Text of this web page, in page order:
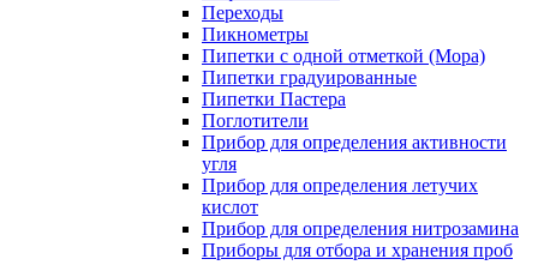
Переходы
Пикнометры
Пипетки с одной отметкой (Мора)
Пипетки градуированные
Пипетки Пастера
Поглотители
Прибор для определения активности
угля
Прибор для определения летучих
кислот
Прибор для определения нитрозамина
Приборы для отбора и хранения проб